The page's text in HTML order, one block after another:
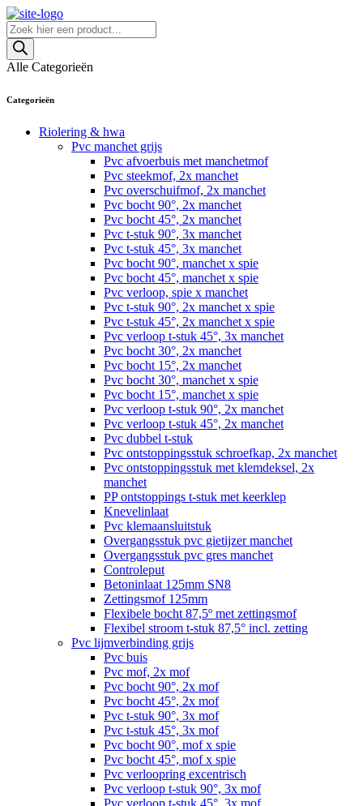
Skip
to
content
Producten
zoeken
Alle Categorieën
Categorieën
Riolering & hwa
Pvc manchet grijs
Pvc afvoerbuis met manchetmof
Pvc steekmof, 2x manchet
Pvc overschuifmof, 2x manchet
Pvc bocht 90°, 2x manchet
Pvc bocht 45°, 2x manchet
Pvc t-stuk 90°, 3x manchet
Pvc t-stuk 45°, 3x manchet
Pvc bocht 90°, manchet x spie
Pvc bocht 45°, manchet x spie
Pvc verloop, spie x manchet
Pvc t-stuk 90°, 2x manchet x spie
Pvc t-stuk 45°, 2x manchet x spie
Pvc verloop t-stuk 45°, 3x manchet
Pvc bocht 30°, 2x manchet
Pvc bocht 15°, 2x manchet
Pvc bocht 30°, manchet x spie
Pvc bocht 15°, manchet x spie
Pvc verloop t-stuk 90°, 2x manchet
Pvc verloop t-stuk 45°, 2x manchet
Pvc dubbel t-stuk
Pvc ontstoppingsstuk schroefkap, 2x manchet
Pvc ontstoppingsstuk met klemdeksel, 2x
manchet
PP ontstoppings t-stuk met keerklep
Knevelinlaat
Pvc klemaansluitstuk
Overgangsstuk pvc gietijzer manchet
Overgangsstuk pvc gres manchet
Controleput
Betoninlaat 125mm SN8
Zettingsmof 125mm
Flexibele bocht 87,5º met zettingsmof
Flexibel stroom t-stuk 87,5° incl. zetting
Pvc lijmverbinding grijs
Pvc buis
Pvc mof, 2x mof
Pvc bocht 90°, 2x mof
Pvc bocht 45°, 2x mof
Pvc t-stuk 90°, 3x mof
Pvc t-stuk 45°, 3x mof
Pvc bocht 90°, mof x spie
Pvc bocht 45°, mof x spie
Pvc verloopring excentrisch
Pvc verloop t-stuk 90°, 3x mof
Pvc verloop t-stuk 45°, 3x mof